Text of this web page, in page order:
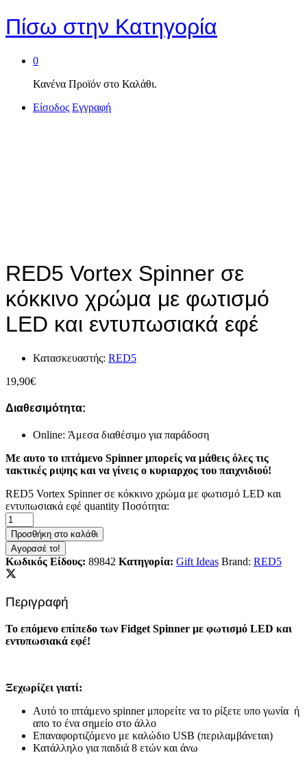
Πίσω στην Κατηγορία
0
Κανένα Προϊόν στο Καλάθι.
Είσοδος Εγγραφή
RED5 Vortex Spinner σε
κόκκινο χρώμα με φωτισμό
LED και εντυπωσιακά εφέ
Κατασκευαστής: RED5
19,90€
Διαθεσιμότητα:
Online: Άμεσα διαθέσιμο για παράδοση
Με αυτο το ιπτάμενο Spinner μπορείς να μάθεις όλες τις
τακτικές ριψης και να γίνεις ο κυριαρχος του παιχνιδιού!
RED5 Vortex Spinner σε κόκκινο χρώμα με φωτισμό LED και
εντυπωσιακά εφέ quantity Ποσότητα:
Προσθήκη στο καλάθι
Αγορασέ το!
Κωδικός Είδους: 89842 Κατηγορία: Gift Ideas Brand: RED5
Περιγραφή
Το επόμενο επίπεδο των Fidget Spinner με φωτισμό LED και
εντυπωσιακά εφέ!
Ξεχωρίζει γιατί:
Αυτό το ιπτάμενο spinner μπορείτε να το ρίξετε υπο γωνία ή
απο το ένα σημείο στο άλλο
Επαναφορτιζόμενο με καλώδιο USB (περιλαμβάνεται)
Κατάλληλο για παιδιά 8 ετών και άνω